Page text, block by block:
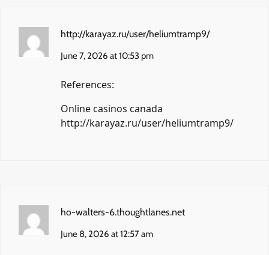
http://karayaz.ru/user/heliumtramp9/
June 7, 2026 at 10:53 pm
References:
Online casinos canada
http://karayaz.ru/user/heliumtramp9/
ho-walters-6.thoughtlanes.net
June 8, 2026 at 12:57 am